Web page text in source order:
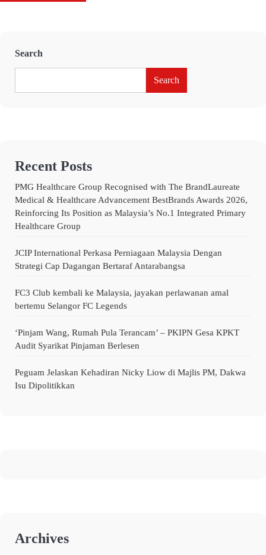
Search
Search
Recent Posts
PMG Healthcare Group Recognised with The BrandLaureate
Medical & Healthcare Advancement BestBrands Awards 2026,
Reinforcing Its Position as Malaysia’s No.1 Integrated Primary
Healthcare Group
JCIP International Perkasa Perniagaan Malaysia Dengan
Strategi Cap Dagangan Bertaraf Antarabangsa
FC3 Club kembali ke Malaysia, jayakan perlawanan amal
bertemu Selangor FC Legends
‘Pinjam Wang, Rumah Pula Terancam’ – PKIPN Gesa KPKT
Audit Syarikat Pinjaman Berlesen
Peguam Jelaskan Kehadiran Nicky Liow di Majlis PM, Dakwa
Isu Dipolitikkan
Archives